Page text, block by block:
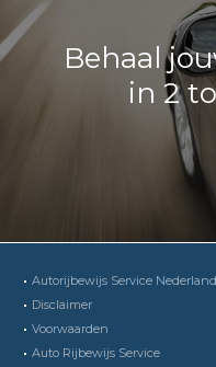
Behaal
in 2
Autorijbewijs Service Nederland
Disclaimer
Voorwaarden
Auto Rijbewijs Service